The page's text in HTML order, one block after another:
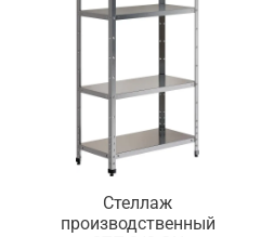
Стеллаж
производственный